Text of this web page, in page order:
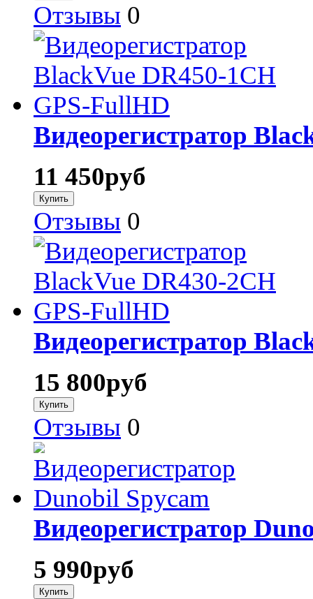
Отзывы 0
Видеорегистратор
11 450руб
Отзывы 0
Видеорегистратор
15 800руб
Отзывы 0
Видеорегистратор
5 990руб